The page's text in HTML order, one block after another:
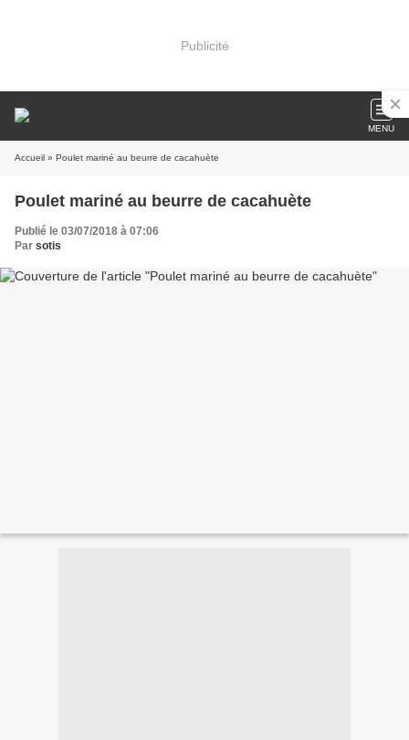
Publicité
MENU
Accueil » Poulet mariné au beurre de cacahuète
Poulet mariné au beurre de cacahuète
Publié le 03/07/2018 à 07:06
Par sotis